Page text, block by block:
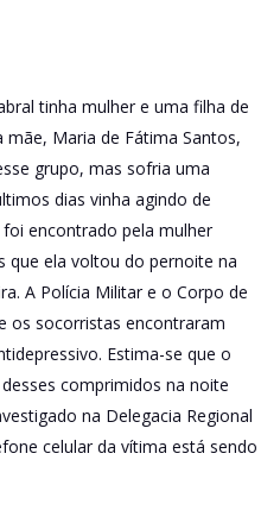
tinha mulher e uma filha de
mãe, Maria de Fátima Santos,
grupo, mas sofria uma
dias vinha agindo de
encontrado pela mulher
que ela voltou do pernoite na
A Polícia Militar e o Corpo de
os socorristas encontraram
Estima-se que o
comprimidos na noite
na Delegacia Regional
celular da vítima está sendo